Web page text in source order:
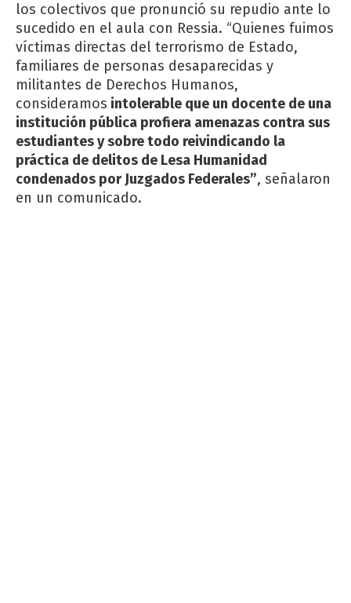
los colectivos que pronunció su repudio ante lo
sucedido en el aula con Ressia. “Quienes fuimos
víctimas directas del terrorismo de Estado,
familiares de personas desaparecidas y
militantes de Derechos Humanos,
consideramos intolerable que un docente de una
institución pública profiera amenazas contra sus
estudiantes y sobre todo reivindicando la
práctica de delitos de Lesa Humanidad
condenados por Juzgados Federales”, señalaron
en un comunicado.